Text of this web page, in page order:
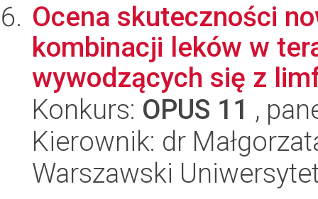
Ocena skuteczności
kombinacji leków w
wywodzących się z
Konkurs: OPUS 11 ,
Kierownik: dr
Warszawski